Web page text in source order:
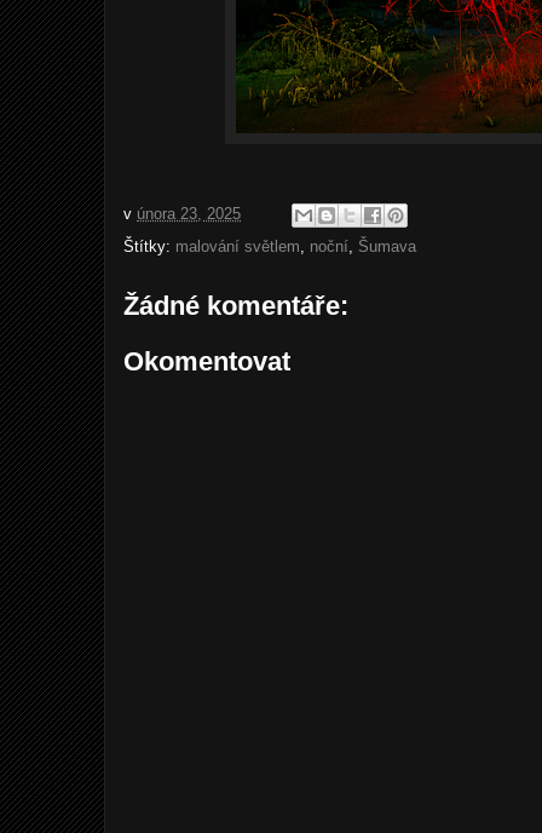
v února 23, 2025
Štítky: malování světlem, noční, Šumava
Žádné komentáře:
Okomentovat